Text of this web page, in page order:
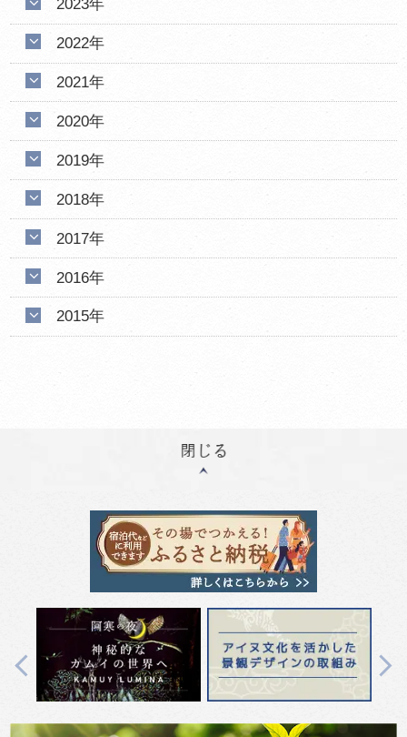
2023年
2022年
2021年
2020年
2019年
2018年
2017年
2016年
2015年
Previous Next